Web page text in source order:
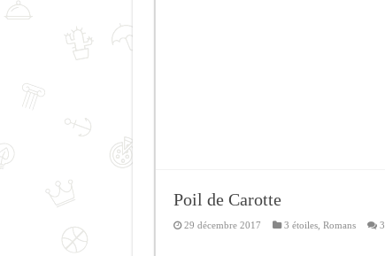
Poil de Carotte
29 décembre 2017 3 étoiles, Romans 3